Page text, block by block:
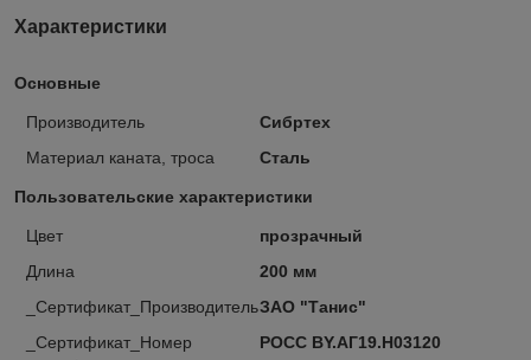
Характеристики
Основные
Производитель
Сибртех
Материал каната, троса
Сталь
Пользовательские характеристики
Цвет
прозрачный
Длина
200 мм
_Сертификат_ПроизводительЗАО "Танис"
_Сертификат_Номер
РОСС BY.AГ19.H03120